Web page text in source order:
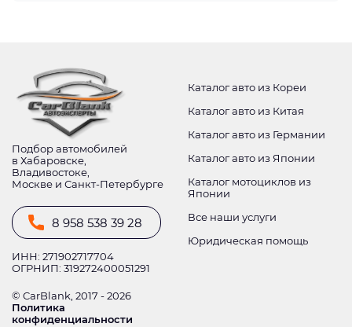
Подбор автомобилей
в Хабаровске,
Владивостоке,
Москве и Санкт-Петербурге
8 958 538 39 28
ИНН: 271902717704
ОГРНИП: 319272400051291
© CarBlank, 2017 - 2026
Политика
конфиденциальности
Каталог авто из Кореи
Каталог авто из Китая
Каталог авто из Германии
Каталог авто из Японии
Каталог мотоциклов из
Японии
Все наши услуги
Юридическая помощь